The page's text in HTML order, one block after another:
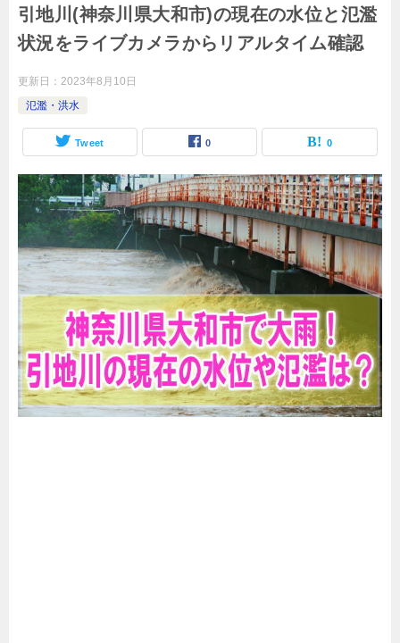
引地川(神奈川県大和市)の現在の水位と氾濫
状況をライブカメラからリアルタイム確認
更新日： 2023年8月10日
氾濫・洪水
Tweet 0 0